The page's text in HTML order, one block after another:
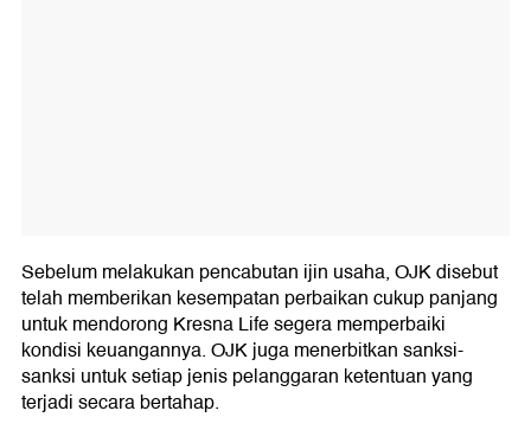
Sebelum melakukan pencabutan ijin usaha, OJK disebut
telah memberikan kesempatan perbaikan cukup panjang
untuk mendorong Kresna Life segera memperbaiki
kondisi keuangannya. OJK juga menerbitkan sanksi-
sanksi untuk setiap jenis pelanggaran ketentuan yang
terjadi secara bertahap.